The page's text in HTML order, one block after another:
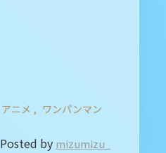
アニメ , ワンパンマン
Posted by mizumizu_